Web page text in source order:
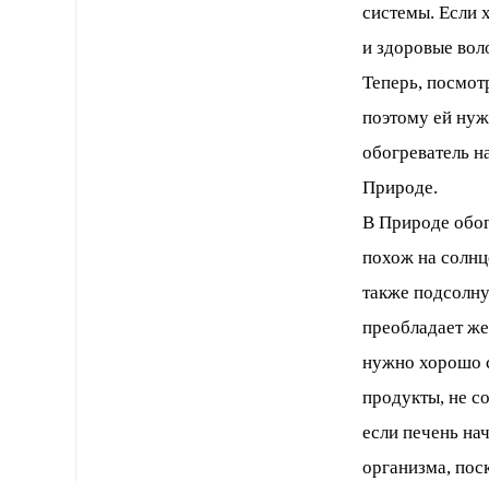
системы. Если
и здоровые
Теперь,
поэтому ей
обогреватель
Природе.
В Природе
похож на
также
преобладает
нужно хорошо
продукты, не
если печень
организма,